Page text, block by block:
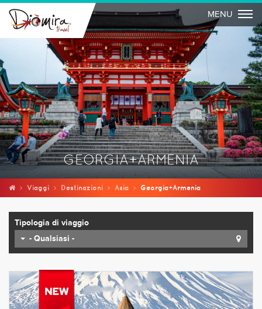
MENU
GEORGIA+ARMENIA
Viaggi Destinazioni Asia Georgia+Armenia
Tipologia di viaggio
- Qualsiasi -